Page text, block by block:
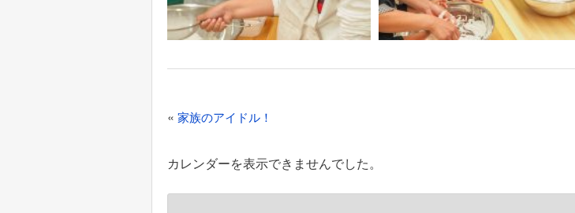
投
ナ
«家族のアイドル！
カレンダーを表示できませんでした。